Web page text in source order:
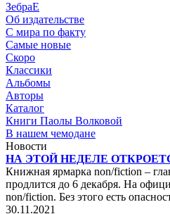
ЗебраЕ
Об издательстве
С мира по факту
Самые новые
Скоро
Классики
Альбомы
Авторы
Каталог
Книги Паолы Волковой
В нашем чемодане
Новости
НА ЭТОЙ НЕДЕЛЕ
Книжная ярмарка non/fiction –
продлится до 6 декабря. На
non/fiction. Без этого есть
30.11.2021